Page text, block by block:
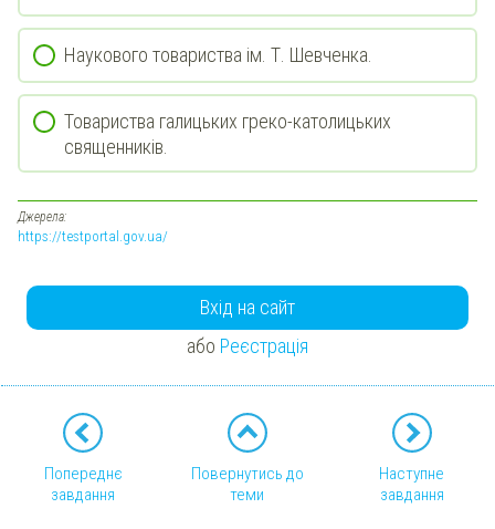
Наукового товариства ім. Т. Шевченка.
Товариства галицьких греко-католицьких
священників.
Джерела:
https://testportal.gov.ua/
Вхід на сайт
або Реєстрація
Попереднє
завдання
Повернутись до
теми
Наступне
завдання